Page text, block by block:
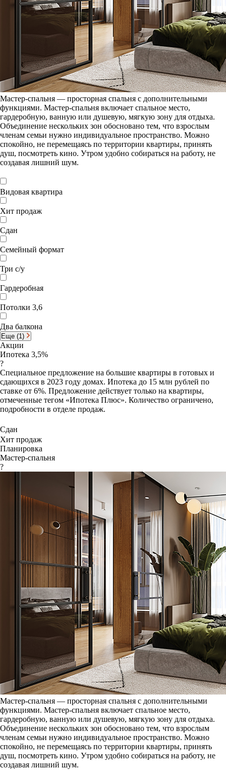
Мастер-спальня — просторная спальня с дополнительными
функциями. Мастер-спальня включает спальное место,
гардеробную, ванную или душевую, мягкую зону для отдыха.
Объединение нескольких зон обосновано тем, что взрослым
членам семьи нужно индивидуальное пространство. Можно
спокойно, не перемещаясь по территории квартиры, принять
душ, посмотреть кино. Утром удобно собираться на работу, не
создавая лишний шум.
Видовая квартира
Хит продаж
Сдан
Семейный формат
Три с/у
Гардеробная
Потолки 3,6
Два балкона
Еще (1)
Акции
Ипотека 3,5%
?
Специальное предложение на большие квартиры в готовых и
сдающихся в 2023 году домах. Ипотека до 15 млн рублей по
ставке от 6%. Предложение действует только на квартиры,
отмеченные тегом «Ипотека Плюс». Количество ограничено,
подробности в отделе продаж.
Сдан
Хит продаж
Планировка
Мастер-спальня
?
Мастер-спальня — просторная спальня с дополнительными
функциями. Мастер-спальня включает спальное место,
гардеробную, ванную или душевую, мягкую зону для отдыха.
Объединение нескольких зон обосновано тем, что взрослым
членам семьи нужно индивидуальное пространство. Можно
спокойно, не перемещаясь по территории квартиры, принять
душ, посмотреть кино. Утром удобно собираться на работу, не
создавая лишний шум.